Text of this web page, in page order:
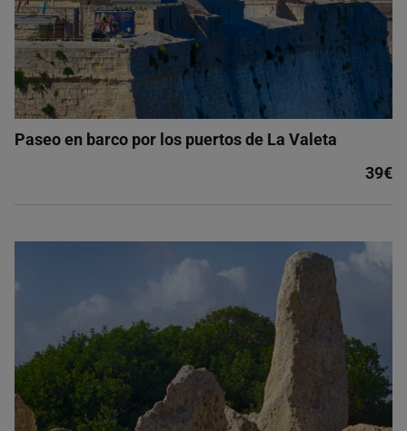
Paseo en barco por los puertos de La Valeta
39€